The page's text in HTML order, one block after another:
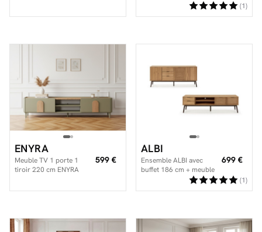
(1)
ENYRA
Meuble TV 1 porte 1
tiroir 220 cm ENYRA
599 €
ALBI
Ensemble ALBI avec
buffet 186 cm + meuble
TV 180 cm bois massif et
699 €
(1)